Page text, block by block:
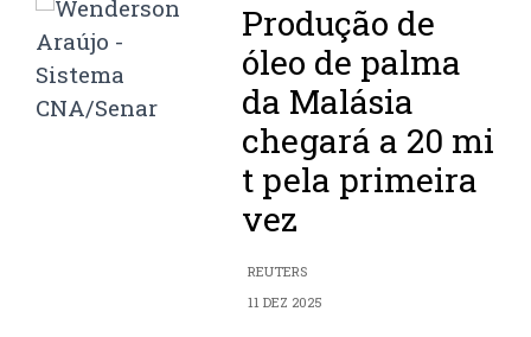
Produção de
óleo de palma
da Malásia
chegará a 20 mi
t pela primeira
vez
REUTERS
11 DEZ 2025